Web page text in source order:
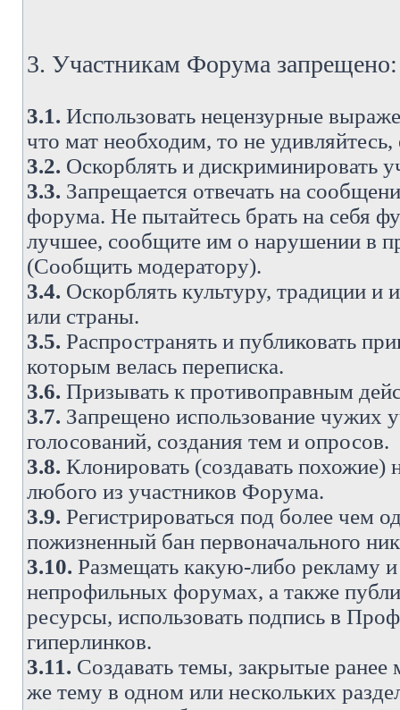
3. Участникам Форума запрещено:
3.1. Использовать нецензурные
что мат необходим, то не
3.2. Оскорблять и дискриминировать
3.3. Запрещается отвечать на
форума. Не пытайтесь брать на себя
лучшее, сообщите им о нарушении в
(Сообщить модератору).
3.4. Оскорблять культуру, традиции
или страны.
3.5. Распространять и публиковать
которым велась переписка.
3.6. Призывать к противоправным
3.7. Запрещено использование чужих
голосований, создания тем и опросов.
3.8. Клонировать (создавать похожие)
любого из участников Форума.
3.9. Регистрироваться под более чем
пожизненный бан первоначального
3.10. Размещать какую-либо рекламу
непрофильных форумах, а также
ресурсы, использовать подпись в
гиперлинков.
3.11. Создавать темы, закрытые ранее
же тему в одном или нескольких